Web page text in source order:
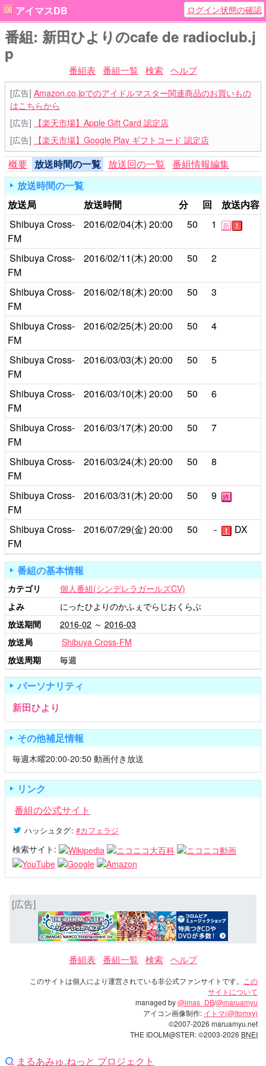
アイマスDB ログイン状態の確認
番組: 新田ひよりのcafe de radioclub.j
p
番組表 番組一覧 検索 ヘルプ
[広告] Amazon.co.jpでのアイドルマスター関連商品のお買いもの
はこちらから
[広告]
【楽天市場】Apple Gift Card 認定店
[広告]
【楽天市場】Google Play ギフトコード 認定店
概要 放送時間の一覧 放送回の一覧 番組情報編集
放送時間の一覧
放送局
放送時間 分 回
放送内容
Shibuya Cross-
FM
2016/02/04(木) 20:00 50 1 新 ！
Shibuya Cross-
FM
2016/02/11(木) 20:00 50 2
Shibuya Cross-
FM
2016/02/18(木) 20:00 50 3
Shibuya Cross-
FM
2016/02/25(木) 20:00 50 4
Shibuya Cross-
FM
2016/03/03(木) 20:00 50 5
Shibuya Cross-
FM
2016/03/10(木) 20:00 50 6
Shibuya Cross-
FM
2016/03/17(木) 20:00 50 7
Shibuya Cross-
FM
2016/03/24(木) 20:00 50 8
Shibuya Cross-
FM
2016/03/31(木) 20:00 50 9 終
Shibuya Cross-
FM
2016/07/29(金) 20:00 50 - ！ DX
番組の基本情報
カテゴリ
個人番組(シンデレラガールズCV)
よみ
にったひよりのかふぇでらじおくらぶ
放送期間
2016-02 ～ 2016-03
放送局
Shibuya Cross-FM
放送周期
毎週
パーソナリティ
新田ひより
その他補足情報
毎週木曜20:00-20:50 動画付き放送
リンク
番組の公式サイト
ハッシュタグ: #カフェラジ
検索サイト:
[広告]
番組表 番組一覧 検索 ヘルプ
このサイトは個人により運営されている非公式ファンサイトです。
この
サイトについて
managed by@imas_DB/@maruamyu
アイコン画像制作: イトマ(@itomxy)
©2007-2026 maruamyu.net
THE IDOLM@STER: ©2003-2026 BNEI
まるあみゅ.ねっと プロジェクト